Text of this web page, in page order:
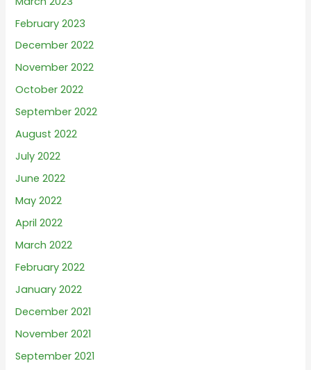
February 2023
December 2022
November 2022
October 2022
September 2022
August 2022
July 2022
June 2022
May 2022
April 2022
March 2022
February 2022
January 2022
December 2021
November 2021
September 2021